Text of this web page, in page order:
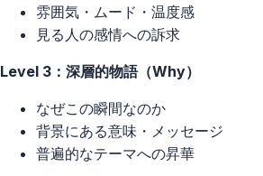
雰囲気・ムード・温度感
見る人の感情への訴求
Level 3：深層的物語（Why）
なぜこの瞬間なのか
背景にある意味・メッセージ
普遍的なテーマへの昇華